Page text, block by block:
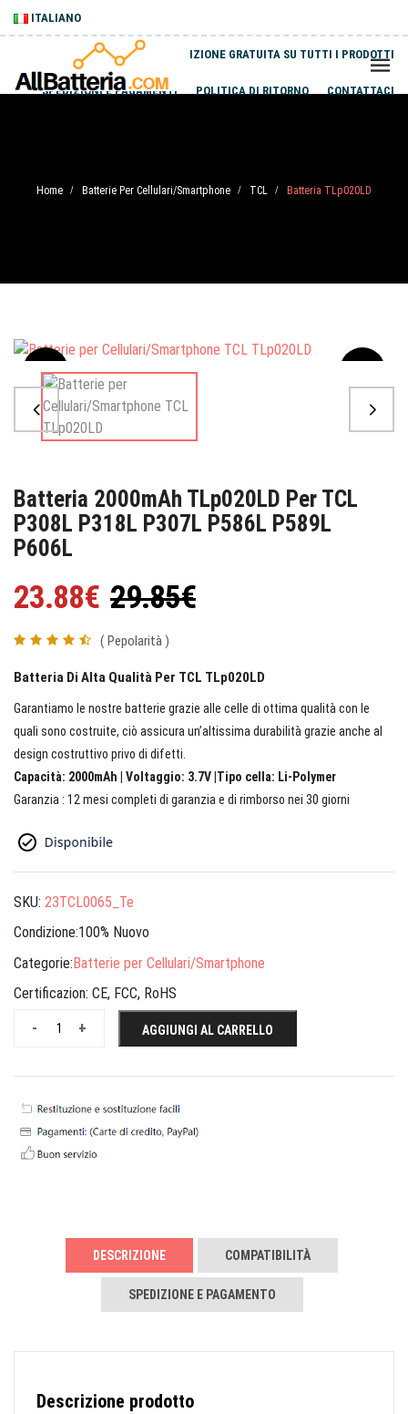
ITALIANO
SPEDIZIONE GRATUITA SU TUTTI I PRODOTTI
SPEDIZIONI E PAGAMENTI POLITICA DI RITORNO CONTATTACI
Home / Batterie Per Cellulari/Smartphone / TCL / Batteria TLp020LD
Sale
Batteria 2000mAh TLp020LD Per TCL
P308L P318L P307L P586L P589L
P606L
23.88€ 29.85€
( Pepolarità )
Batteria Di Alta Qualità Per TCL TLp020LD
Garantiamo le nostre batterie grazie alle celle di ottima qualità con le
quali sono costruite, ciò assicura un’altissima durabilità grazie anche al
design costruttivo privo di difetti.
Capacità: 2000mAh | Voltaggio: 3.7V |Tipo cella: Li-Polymer
Garanzia : 12 mesi completi di garanzia e di rimborso nei 30 giorni
SKU: 23TCL0065_Te
Condizione:100% Nuovo
Categorie:Batterie per Cellulari/Smartphone
Certificazion: CE, FCC, RoHS
+
- AGGIUNGI AL CARRELLO
DESCRIZIONE COMPATIBILITÀ
SPEDIZIONE E PAGAMENTO
Descrizione prodotto